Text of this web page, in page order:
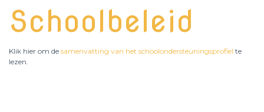
Schoolbeleid
Klik hier om de samenvatting van het schoolondersteuningsprofiel te
lezen.